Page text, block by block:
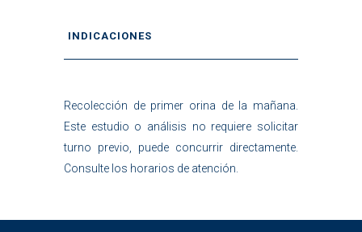
INDICACIONES
Recolección de primer orina de la mañana.
Este estudio o análisis no requiere solicitar
turno previo, puede concurrir directamente.
Consulte los horarios de atención.